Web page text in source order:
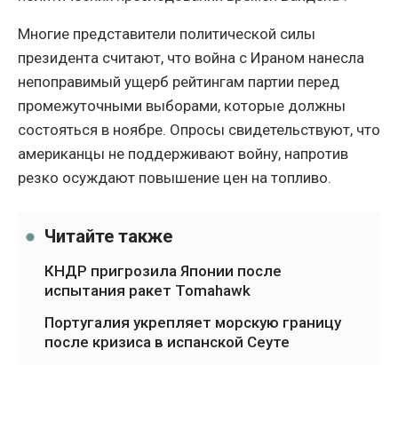
Многие представители политической силы
президента считают, что война с Ираном нанесла
непоправимый ущерб рейтингам партии перед
промежуточными выборами, которые должны
состояться в ноябре. Опросы свидетельствуют, что
американцы не поддерживают войну, напротив
резко осуждают повышение цен на топливо.
Читайте также
КНДР пригрозила Японии после
испытания ракет Tomahawk
Португалия укрепляет морскую границу
после кризиса в испанской Сеуте